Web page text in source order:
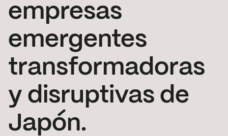
empresas
emergentes
transformadoras
y disruptivas de
Japón.